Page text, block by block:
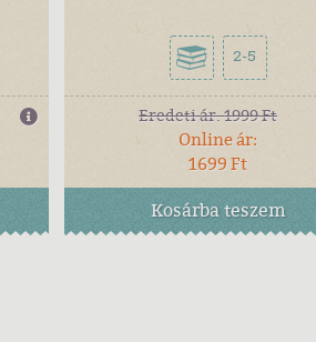
2-5
Eredeti ár:1999 Ft
Online ár:
1699 Ft
Kosárbateszem